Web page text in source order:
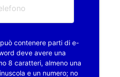
contenere parti di e-
deve avere una
8 caratteri, almeno una
e un numero; no